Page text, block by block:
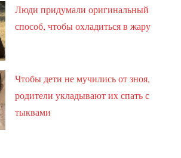
Люди придумали оригинальный
способ, чтобы охладиться в жару
Чтобы дети не мучились от зноя,
родители укладывают их спать с
тыквами